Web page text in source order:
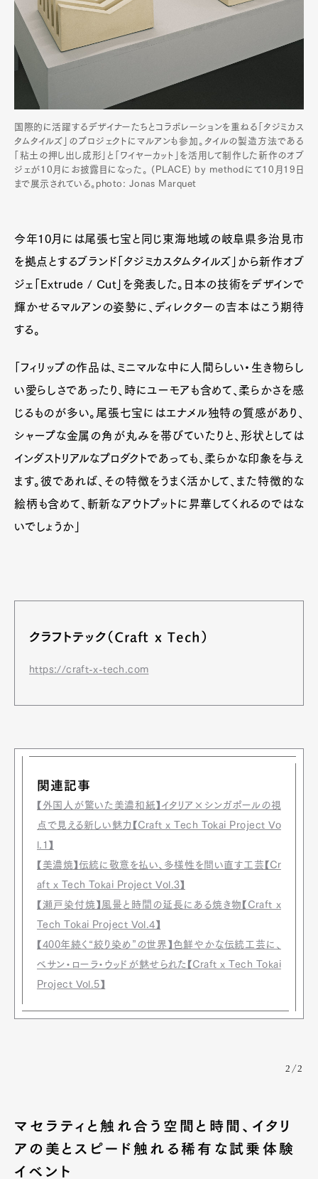
Art&Design
Pen Membership
Magazine
国際的に活躍するデザイナーたちとコラボレーションを重ねる「タジミカス
タムタイルズ」のプロジェクトにマルアンも参加。タイルの製造方法である
「粘土の押し出し成形」と「ワイヤーカット」を活用して制作した新作のオブ
ジェが10月にお披露目になった。 (PLACE) by methodにて10月19日
まで展示されている。photo: Jonas Marquet
今年10月には尾張七宝と同じ東海地域の岐阜県多治見市
を拠点とするブランド「タジミカスタムタイルズ」から新作オブ
ジェ「Extrude / Cut」を発表した。日本の技術をデザインで
輝かせるマルアンの姿勢に、ディレクターの吉本はこう期待
する。
「フィリップの作品は、ミニマルな中に人間らしい・生き物らし
い愛らしさであったり、時にユーモアも含めて、柔らかさを感
じるものが多い。尾張七宝にはエナメル独特の質感があり、
シャープな金属の角が丸みを帯びていたりと、形状としては
インダストリアルなプロダクトであっても、柔らかな印象を与え
ます。彼であれば、その特徴をうまく活かして、また特徴的な
絵柄も含めて、斬新なアウトプットに昇華してくれるのではな
いでしょうか」
クラフトテック（Craft x Tech）
https://craft-x-tech.com
関連記事
【外国人が驚いた美濃和紙】イタリア×シンガポールの視
点で見える新しい魅力【Craft x Tech Tokai Project Vo
l.1】
【美濃焼】伝統に敬意を払い、多様性を問い直す工芸【Cr
aft x Tech Tokai Project Vol.3】
【瀬戸染付焼】風景と時間の延長にある焼き物【Craft x
Tech Tokai Project Vol.4】
【400年続く“絞り染め”の世界】色鮮やかな伝統工芸に、
ベサン・ローラ・ウッドが魅せられた【Craft x Tech Tokai
Project Vol.5】
2/2
マセラティと触れ合う空間と時間、イタリ
アの美とスピード触れる稀有な試乗体験
イベント